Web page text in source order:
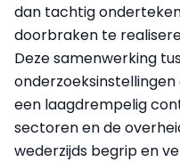
dan tachtig
doorbraken te
Deze samenwerking
een laagdrempelig
sectoren en de
wederzijds begrip en